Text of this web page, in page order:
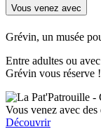
Vous venez avec
Grévin, un musée
Entre adultes ou
Grévin vous réserve !
Vous venez avec des
Découvrir